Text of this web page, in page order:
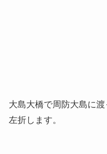
大島大橋で周防大島に
左折します。